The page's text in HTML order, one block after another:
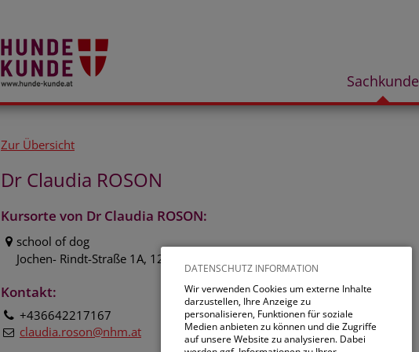
DATENSCHUTZ INFORMATION
Wir verwenden Cookies um externe Inhalte
darzustellen, Ihre Anzeige zu
personalisieren, Funktionen für soziale
Medien anbieten zu können und die Zugriffe
auf unsere Website zu analysieren. Dabei
Sachkunde
Zur Übersicht
Dr Claudia ROSON
Kursorte von Dr Claudia ROSON:
school of dog
Jochen- Rindt-Straße 1A, 1230 Wien
Kontakt:
+436642217167
claudia.roson@nhm.at